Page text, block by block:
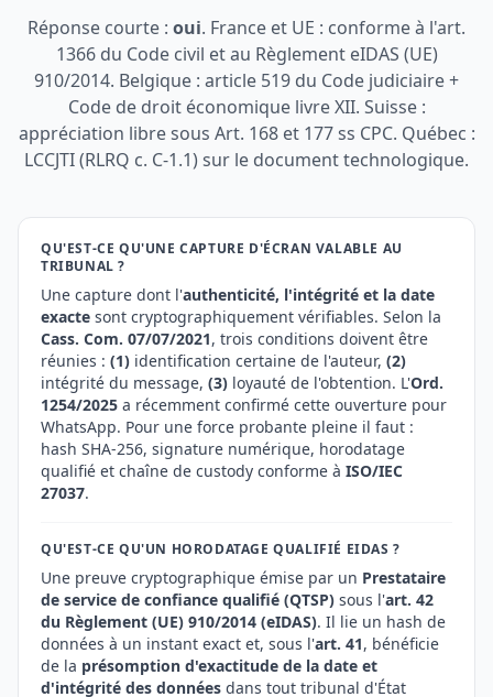
Réponse courte : oui. France et UE : conforme à l'art.
1366 du Code civil et au Règlement eIDAS (UE)
910/2014. Belgique : article 519 du Code judiciaire +
Code de droit économique livre XII. Suisse :
appréciation libre sous Art. 168 et 177 ss CPC. Québec :
LCCJTI (RLRQ c. C-1.1) sur le document technologique.
QU'EST-CE QU'UNE CAPTURE D'ÉCRAN VALABLE AU
TRIBUNAL ?
Une capture dont l'authenticité, l'intégrité et la date
exacte sont cryptographiquement vérifiables. Selon la
Cass. Com. 07/07/2021, trois conditions doivent être
réunies : (1) identification certaine de l'auteur, (2)
intégrité du message, (3) loyauté de l'obtention. L'Ord.
1254/2025 a récemment confirmé cette ouverture pour
WhatsApp. Pour une force probante pleine il faut :
hash SHA-256, signature numérique, horodatage
qualifié et chaîne de custody conforme à ISO/IEC
27037.
QU'EST-CE QU'UN HORODATAGE QUALIFIÉ EIDAS ?
Une preuve cryptographique émise par un Prestataire
de service de confiance qualifié (QTSP) sous l'art. 42
du Règlement (UE) 910/2014 (eIDAS). Il lie un hash de
données à un instant exact et, sous l'art. 41, bénéficie
de la présomption d'exactitude de la date et
d'intégrité des données dans tout tribunal d'État